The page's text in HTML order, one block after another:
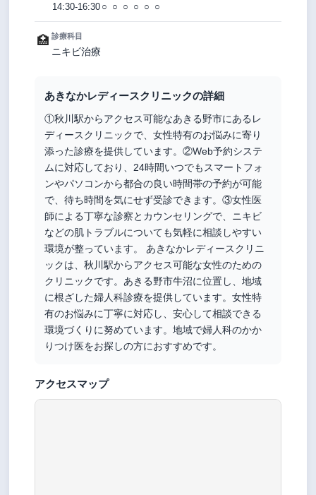
14:30-16:30 ○ ○ ○ ○ ○ ○
🏥 診療科目
ニキビ治療
あきなかレディースクリニックの詳細
①秋川駅からアクセス可能なあきる野市にあるレ
ディースクリニックで、女性特有のお悩みに寄り
添った診療を提供しています。②Web予約システ
ムに対応しており、24時間いつでもスマートフォ
ンやパソコンから都合の良い時間帯の予約が可能
で、待ち時間を気にせず受診できます。③女性医
師による丁寧な診察とカウンセリングで、ニキビ
などの肌トラブルについても気軽に相談しやすい
環境が整っています。 あきなかレディースクリニ
ックは、秋川駅からアクセス可能な女性のための
クリニックです。あきる野市牛沼に位置し、地域
に根ざした婦人科診療を提供しています。女性特
有のお悩みに丁寧に対応し、安心して相談できる
環境づくりに努めています。地域で婦人科のかか
りつけ医をお探しの方におすすめです。
アクセスマップ